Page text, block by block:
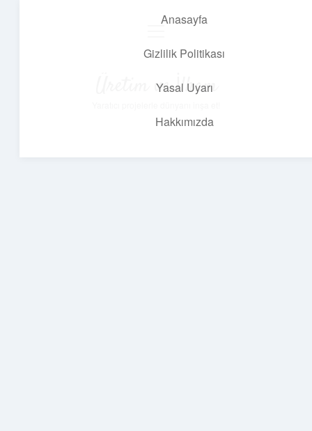
Anasayfa
Gizlilik Politikası
Yasal Uyarı
Hakkımızda
Üretim ve İlham